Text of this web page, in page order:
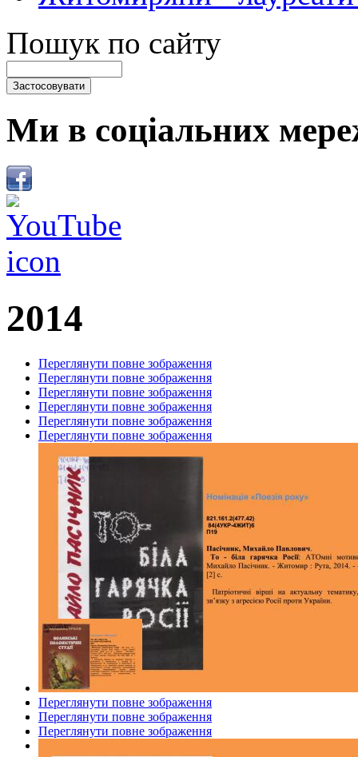
Пошук по сайту
Ми в соціальних
2014
Переглянути повне зображення
Переглянути повне зображення
Переглянути повне зображення
Переглянути повне зображення
Переглянути повне зображення
Переглянути повне зображення
Переглянути повне зображення
Переглянути повне зображення
Переглянути повне зображення